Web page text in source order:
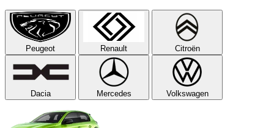
Peugeot Renault Citroën
Dacia Mercedes Volkswagen